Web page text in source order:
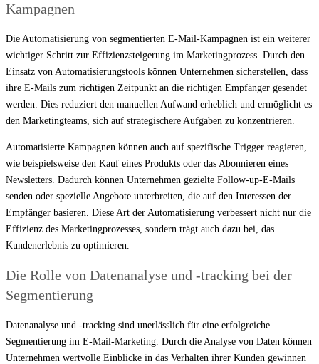
Kampagnen
Die Automatisierung von segmentierten E-Mail-Kampagnen ist ein weiterer
wichtiger Schritt zur Effizienzsteigerung im Marketingprozess. Durch den
Einsatz von Automatisierungstools können Unternehmen sicherstellen, dass
ihre E-Mails zum richtigen Zeitpunkt an die richtigen Empfänger gesendet
werden. Dies reduziert den manuellen Aufwand erheblich und ermöglicht es
den Marketingteams, sich auf strategischere Aufgaben zu konzentrieren.
Automatisierte Kampagnen können auch auf spezifische Trigger reagieren,
wie beispielsweise den Kauf eines Produkts oder das Abonnieren eines
Newsletters. Dadurch können Unternehmen gezielte Follow-up-E-Mails
senden oder spezielle Angebote unterbreiten, die auf den Interessen der
Empfänger basieren. Diese Art der Automatisierung verbessert nicht nur die
Effizienz des Marketingprozesses, sondern trägt auch dazu bei, das
Kundenerlebnis zu optimieren.
Die Rolle von Datenanalyse und -tracking bei der
Segmentierung
Datenanalyse und -tracking sind unerlässlich für eine erfolgreiche
Segmentierung im E-Mail-Marketing. Durch die Analyse von Daten können
Unternehmen wertvolle Einblicke in das Verhalten ihrer Kunden gewinnen